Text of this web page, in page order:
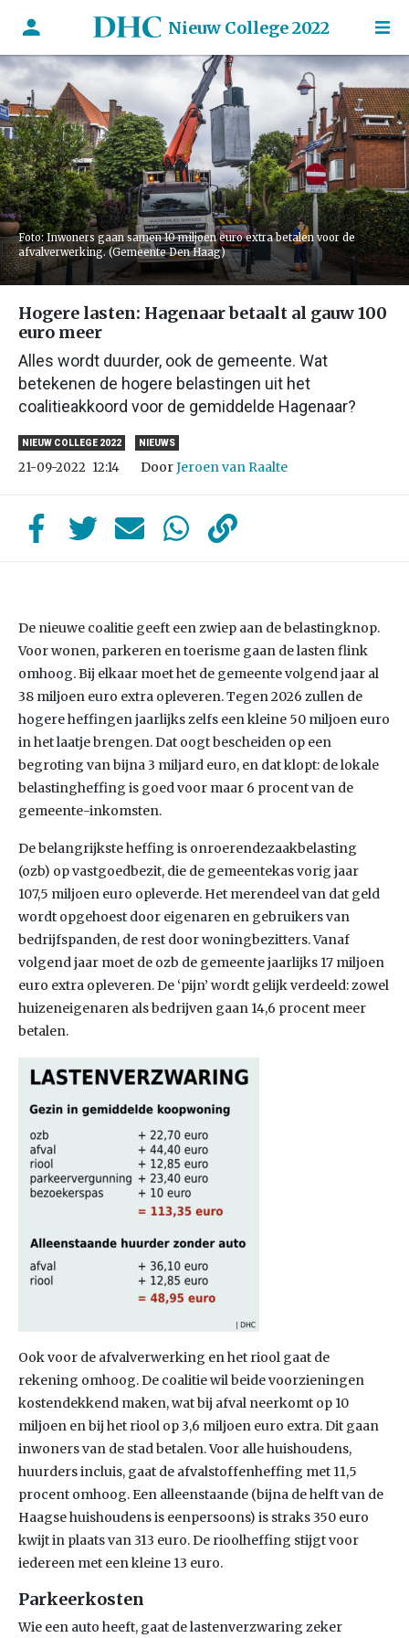
Nieuw College 2022
Foto: Inwoners gaan samen 10 miljoen euro extra betalen voor de
afvalverwerking. (Gemeente Den Haag)
Hogere lasten: Hagenaar betaalt al gauw 100
euro meer
Alles wordt duurder, ook de gemeente. Wat
betekenen de hogere belastingen uit het
coalitieakkoord voor de gemiddelde Hagenaar?
NIEUW COLLEGE 2022 NIEUWS
21-09-2022 12:14 DoorJeroen van Raalte
De nieuwe coalitie geeft een zwiep aan de belastingknop.
Voor wonen, parkeren en toerisme gaan de lasten flink
omhoog. Bij elkaar moet het de gemeente volgend jaar al
38 miljoen euro extra opleveren. Tegen 2026 zullen de
hogere heffingen jaarlijks zelfs een kleine 50 miljoen euro
in het laatje brengen. Dat oogt bescheiden op een
begroting van bijna 3 miljard euro, en dat klopt: de lokale
belastingheffing is goed voor maar 6 procent van de
gemeente-inkomsten.
De belangrijkste heffing is onroerendezaakbelasting
(ozb) op vastgoedbezit, die de gemeentekas vorig jaar
107,5 miljoen euro opleverde. Het merendeel van dat geld
wordt opgehoest door eigenaren en gebruikers van
bedrijfspanden, de rest door woningbezitters. Vanaf
volgend jaar moet de ozb de gemeente jaarlijks 17 miljoen
euro extra opleveren. De ‘pijn’ wordt gelijk verdeeld: zowel
huizeneigenaren als bedrijven gaan 14,6 procent meer
betalen.
Ook voor de afvalverwerking en het riool gaat de
rekening omhoog. De coalitie wil beide voorzieningen
kostendekkend maken, wat bij afval neerkomt op 10
miljoen en bij het riool op 3,6 miljoen euro extra. Dit gaan
inwoners van de stad betalen. Voor alle huishoudens,
huurders incluis, gaat de afvalstoffenheffing met 11,5
procent omhoog. Een alleenstaande (bijna de helft van de
Haagse huishoudens is eenpersoons) is straks 350 euro
kwijt in plaats van 313 euro. De rioolheffing stijgt voor
iedereen met een kleine 13 euro.
Parkeerkosten
Wie een auto heeft, gaat de lastenverzwaring zeker